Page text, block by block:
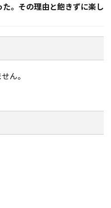
。その理由と飽きずに楽し
ん。